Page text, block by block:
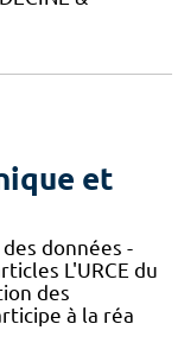
et
données -
L'URCE du
des
à la réa